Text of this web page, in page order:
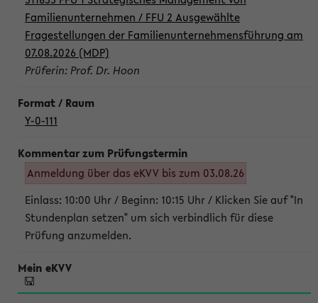
Familienunternehmen / FFU 2 Ausgewählte
Fragestellungen der Familienunternehmensführung am
07.08.2026 (MDP)
Prüferin: Prof. Dr. Hoon
Y-0-111
Anmeldung über das eKVV bis zum 03.08.26
Einlass: 10:00 Uhr / Beginn: 10:15 Uhr / Klicken Sie auf "In
Stundenplan setzen" um sich verbindlich für diese
Prüfung anzumelden.